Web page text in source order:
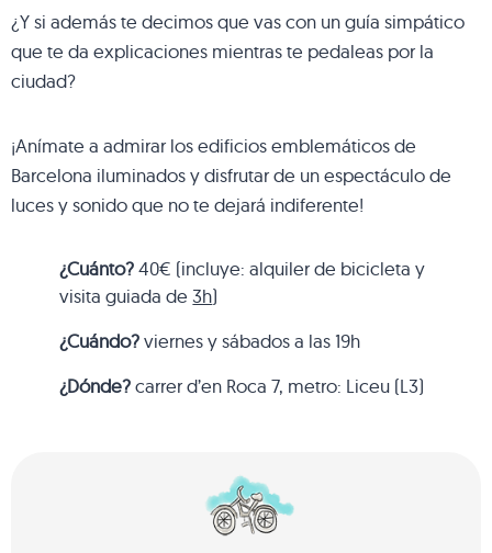
¿Y si además te decimos que vas con un guía simpático
que te da explicaciones mientras te pedaleas por la
ciudad?
¡Anímate a admirar los edificios emblemáticos de
Barcelona iluminados y disfrutar de un espectáculo de
luces y sonido que no te dejará indiferente!
¿Cuánto?40€ (incluye: alquiler de bicicleta y
visita guiada de3h)
¿Cuándo?viernes y sábados a las 19h
¿Dónde?carrer d’en Roca 7, metro: Liceu (L3)